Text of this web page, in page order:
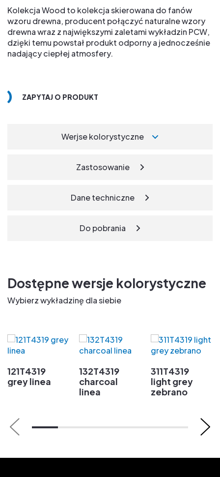
Kolekcja Wood to kolekcja skierowana do fanów
wzoru drewna, producent połączyć naturalne wzory
drewna wraz z największymi zaletami wykładzin PCW,
dzięki temu powstał produkt odporny a jednocześnie
nadający ciepłej atmosfery.
ZAPYTAJ O PRODUKT
Werjse kolorystyczne
Zastosowanie
Dane techniczne
Do pobrania
Dostępne wersje kolorystyczne
Wybierz wykładzinę dla siebie
121T4319
grey linea
132T4319
charcoal
linea
311T4319
light grey
zebrano